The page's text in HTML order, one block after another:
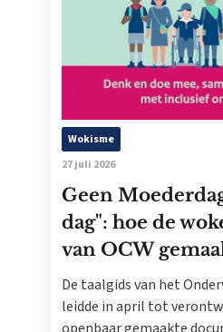
Wokisme
27 juli 2026
Geen
dag": hoe de
van OCW
De taalgids van het
leidde in april tot